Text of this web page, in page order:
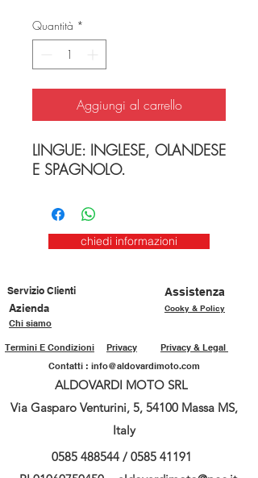
Quantità *
Aggiungi al carrello
LINGUE: INGLESE, OLANDESE
E SPAGNOLO.
chiedi informazioni
Servizio Clienti
Assistenza
Azienda
Cooky & Policy
Chi siamo
Privacy & Legal
Privacy
Termini E Condizioni
Contatti : info@aldovardimoto.com
ALDOVARDI MOTO SRL
Via Gasparo Venturini, 5, 54100 Massa MS,
Italy
0585 488544 / 0585 41191